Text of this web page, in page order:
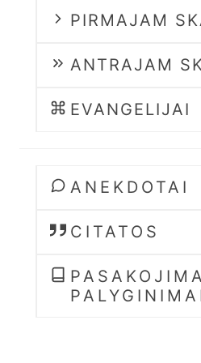
PIRMAJAM
ANTRAJAM
EVANGELIJAI
ANEKDOTAI
CITATOS